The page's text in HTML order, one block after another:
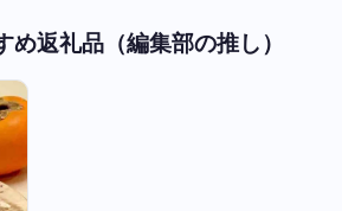
め返礼品（編集部の推し）